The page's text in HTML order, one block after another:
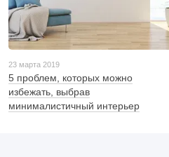
23 марта 2019
5 проблем, которых можно
избежать, выбрав
минималистичный интерьер